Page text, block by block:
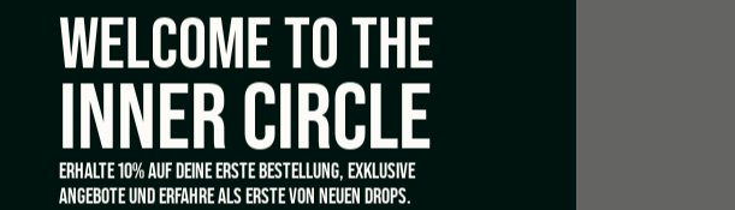
WELCOME TO THE
INNER CIRCLE
ERHALTE 10% AUF DEINE ERSTE BESTELLUNG, EXKLUSIVE
ANGEBOTE UND ERFAHRE ALS ERSTE VON NEUEN DROPS.